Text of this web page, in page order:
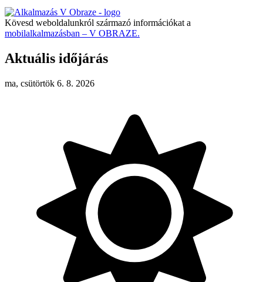
Kövesd weboldalunkról származó információkat a
mobilalkalmazásban – V OBRAZE.
Aktuális időjárás
ma, csütörtök 6. 8. 2026